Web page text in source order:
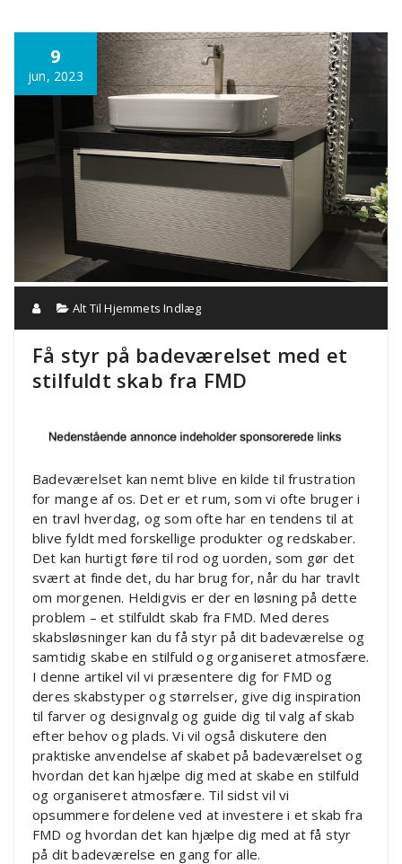
9
jun, 2023
Annonce
Alt Til Hjemmets Indlæg
Få styr på badeværelset med et
stilfuldt skab fra FMD
Badeværelset kan nemt blive en kilde til frustration
for mange af os. Det er et rum, som vi ofte bruger i
en travl hverdag, og som ofte har en tendens til at
blive fyldt med forskellige produkter og redskaber.
Det kan hurtigt føre til rod og uorden, som gør det
svært at finde det, du har brug for, når du har travlt
om morgenen. Heldigvis er der en løsning på dette
problem – et stilfuldt skab fra FMD. Med deres
skabsløsninger kan du få styr på dit badeværelse og
samtidig skabe en stilfuld og organiseret atmosfære.
I denne artikel vil vi præsentere dig for FMD og
deres skabstyper og størrelser, give dig inspiration
til farver og designvalg og guide dig til valg af skab
efter behov og plads. Vi vil også diskutere den
praktiske anvendelse af skabet på badeværelset og
hvordan det kan hjælpe dig med at skabe en stilfuld
og organiseret atmosfære. Til sidst vil vi
opsummere fordelene ved at investere i et skab fra
FMD og hvordan det kan hjælpe dig med at få styr
på dit badeværelse en gang for alle.